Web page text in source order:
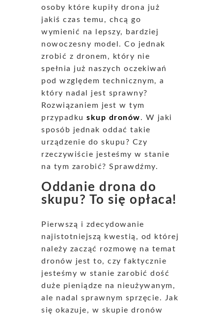
osoby które kupiły drona już
jakiś czas temu, chcą go
wymienić na lepszy, bardziej
nowoczesny model. Co jednak
zrobić z dronem, który nie
spełnia już naszych oczekiwań
pod względem technicznym, a
który nadal jest sprawny?
Rozwiązaniem jest w tym
przypadku skup dronów. W jaki
sposób jednak oddać takie
urządzenie do skupu? Czy
rzeczywiście jesteśmy w stanie
na tym zarobić? Sprawdźmy.
Oddanie drona do
skupu? To się opłaca!
Pierwszą i zdecydowanie
najistotniejszą kwestią, od której
należy zacząć rozmowę na temat
dronów jest to, czy faktycznie
jesteśmy w stanie zarobić dość
duże pieniądze na nieużywanym,
ale nadal sprawnym sprzęcie. Jak
się okazuje, w skupie dronów